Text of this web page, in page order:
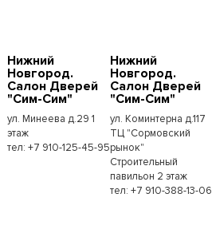
Нижний
Новгород.
Салон Дверей
"Сим-Сим"
ул. Минеева д.29 1
этаж
тел: +7 910-125-45-95
Нижний
Новгород.
Салон Дверей
"Сим-Сим"
ул. Коминтерна д.117
ТЦ "Сормовский
рынок"
Строительный
павильон 2 этаж
тел: +7 910-388-13-06